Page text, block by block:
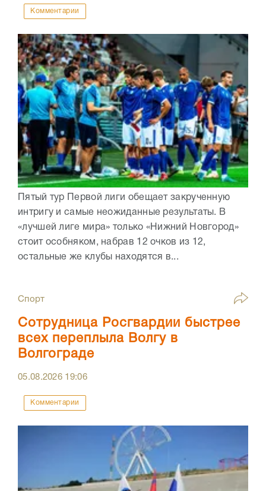
Комментарии
Пятый тур Первой лиги обещает закрученную
интригу и самые неожиданные результаты. В
«лучшей лиге мира» только «Нижний Новгород»
стоит особняком, набрав 12 очков из 12,
остальные же клубы находятся в...
Спорт
Сотрудница Росгвардии быстрее
всех переплыла Волгу в
Волгограде
05.08.2026 19:06
Комментарии